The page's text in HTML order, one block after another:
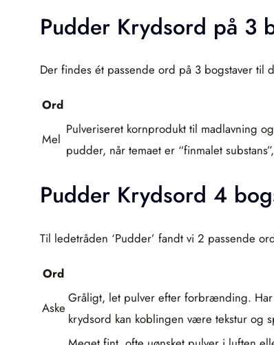
Pudder Krydsord på 3
Der findes ét passende ord på 3 bogstaver til
Ord
Mel
Pulveriseret kornprodukt til madlavning
pudder, når temaet er “finmalet
Pudder Krydsord 4
Til ledetråden ‘Pudder’ fandt vi 2 passende
Ord
Aske
Gråligt, let pulver efter forbrænding. Har
krydsord kan koblingen være tekstur og